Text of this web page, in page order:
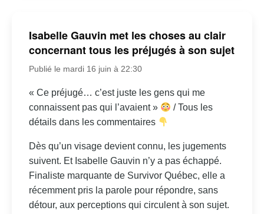
Isabelle Gauvin met les choses au clair
concernant tous les préjugés à son sujet
Publié le mardi 16 juin à 22:30
« Ce préjugé… c’est juste les gens qui me
connaissent pas qui l’avaient »
/ Tous les
détails dans les commentaires
Dès qu’un visage devient connu, les jugements
suivent. Et Isabelle Gauvin n’y a pas échappé.
Finaliste marquante de Survivor Québec, elle a
récemment pris la parole pour répondre, sans
détour, aux perceptions qui circulent à son sujet.